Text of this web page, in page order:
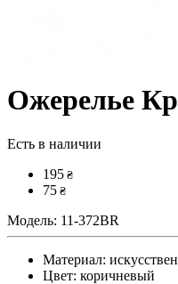
Ожерелье
Есть в наличии
195 ₴
75 ₴
Модель: 11-372BR
Материал:
Цвет: коричневый